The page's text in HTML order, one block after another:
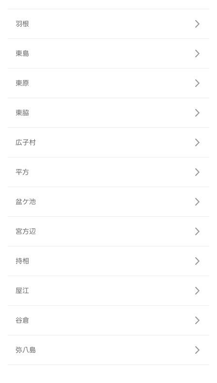
羽根
東島
東原
東脇
広子村
平方
盆ケ池
宮方辺
持相
屋江
谷倉
弥八島